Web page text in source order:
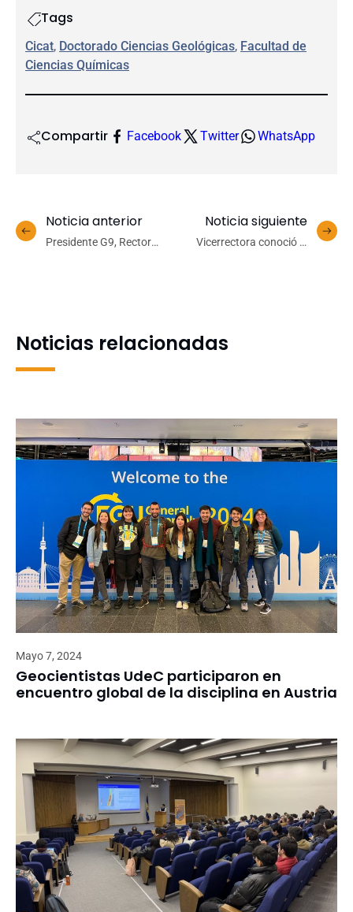
Tags
Cicat, Doctorado Ciencias Geológicas, Facultad de
Ciencias Químicas
Compartir Facebook Twitter WhatsApp
Noticia anterior
Presidente G9, Rector
Noticia siguiente
Vicerrectora conoció el
Noticias relacionadas
Mayo 7, 2024
Geocientistas UdeC participaron en
encuentro global de la disciplina en Austria